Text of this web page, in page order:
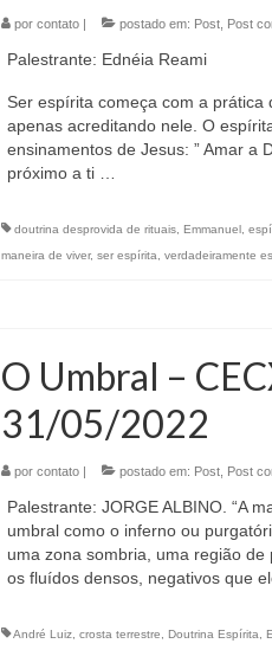
por contato| postado em: Post, Post
Palestrante: Ednéia Reami
Ser espírita começa com a
apenas acreditando nele. O
ensinamentos de Jesus: ” Amar a
próximo a ti …
doutrina desprovida de rituais, Emmanuel,
maneira de viver, ser espírita verdadeiramente
O Umbral –
31/05/2022
por contato| postado em: Post, Post
Palestrante: JORGE ALBINO. “A
umbral como o inferno ou
uma zona sombria, uma região
os fluídos densos, negativos que
André Luiz, crosta terrestre Doutrina Espírita